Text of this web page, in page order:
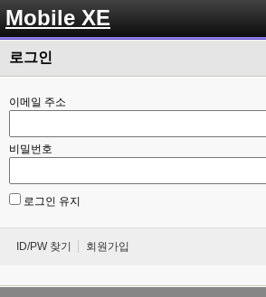
Mobile XE
로그인
이메일 주소
비밀번호
로그인 유지
ID/PW 찾기 회원가입